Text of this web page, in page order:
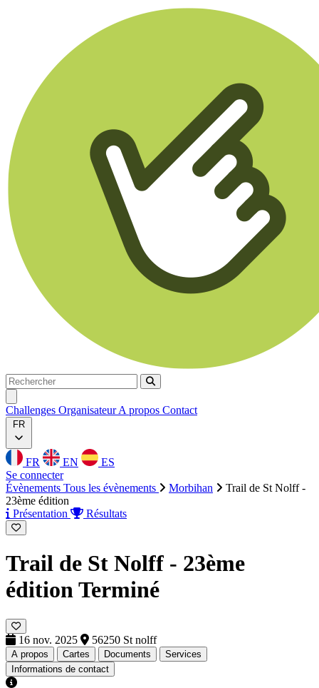
Rechercher
Rechercher
Challenges OrganisateurA propos Contact
FR
FR EN
ES
Se connecter
Évènements Tous les évènements Morbihan
Trail de St Nolff -
23ème édition
Présentation
Résultats
Trail de St Nolff - 23ème
éditionTerminé
16 nov. 2025 56250 St nolff
A propos Cartes Documents
Services
Informations de contact